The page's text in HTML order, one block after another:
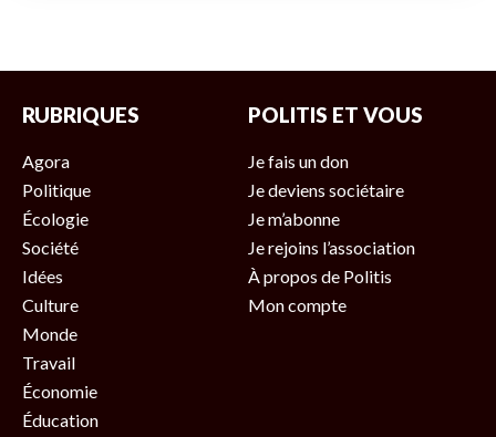
RUBRIQUES
Agora
Politique
Écologie
Société
Idées
Culture
Monde
Travail
Économie
Éducation
POLITIS ET VOUS
Je fais un don
Je deviens sociétaire
Je m’abonne
Je rejoins l’association
À propos de Politis
Mon compte